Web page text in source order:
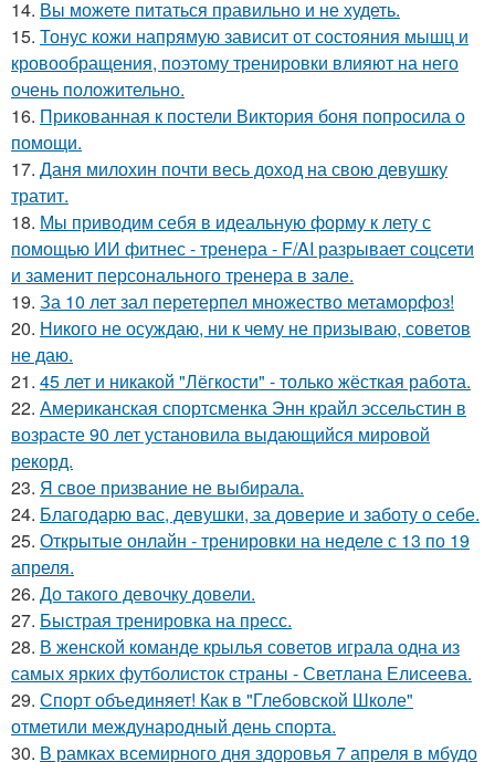
14. Вы можете питаться правильно и не худеть.
15. Тонус кожи напрямую зависит от состояния мышц и
кровообращения, поэтому тренировки влияют на него
очень положительно.
16. Прикованная к постели Виктория боня попросила о
помощи.
17. Даня милохин почти весь доход на свою девушку
тратит.
18. Мы приводим себя в идеальную форму к лету с
помощью ИИ фитнес - тренера - F/AI разрывает соцсети
и заменит персонального тренера в зале.
19. За 10 лет зал перетерпел множество метаморфоз!
20. Никого не осуждаю, ни к чему не призываю, советов
не даю.
21. 45 лет и никакой "Лёгкости" - только жёсткая работа.
22. Американская спортсменка Энн крайл эссельстин в
возрасте 90 лет установила выдающийся мировой
рекорд.
23. Я свое призвание не выбирала.
24. Благодарю вас, девушки, за доверие и заботу о себе.
25. Открытые онлайн - тренировки на неделе с 13 по 19
апреля.
26. До такого девочку довели.
27. Быстрая тренировка на пресс.
28. В женской команде крылья советов играла одна из
самых ярких футболисток страны - Светлана Елисеева.
29. Спорт объединяет! Как в "Глебовской Школе"
отметили международный день спорта.
30. В рамках всемирного дня здоровья 7 апреля в мбудо